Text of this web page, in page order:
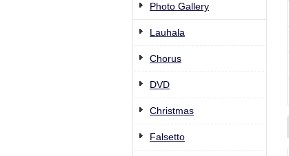
Photo Gallery
Lauhala
Chorus
DVD
Christmas
Falsetto